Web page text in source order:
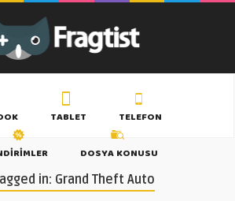
TABLET
TELEFON
DOSYA KONUSU
in: Grand Theft Auto